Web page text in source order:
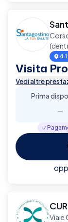
Visita
Vedi altre
Prima
-
Viale